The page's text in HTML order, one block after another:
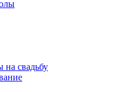
свадьбу